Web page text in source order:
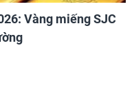
Vàng miếng SJC